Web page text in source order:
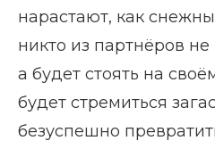
нарастают, как
никто из партнёров
а будет стоять на
будет стремиться
безуспешно